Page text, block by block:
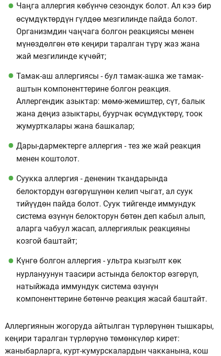
Чаңга аллергия көбүнчө сезондук болот. Ал кээ бир
өсүмдүктөрдүн гүлдөө мезгилинде пайда болот.
Организмдин чаңчага болгон реакциясы менен
мүнөздөлгөн өтө кеңири таралган түрү жаз жана
жай мезгилинде күчөйт;
Тамак-аш аллергиясы - бул тамак-ашка же тамак-
аштын компоненттерине болгон реакция.
Аллергендик азыктар: мөмө-жемиштер, сүт, балык
жана деңиз азыктары, буурчак өсүмдүктөрү, тоок
жумурткалары жана башкалар;
Дары-дармектерге аллергия - тез же жай реакция
менен коштолот.
Суукка аллергия - дененин ткандарында
белоктордун өзгөрүшүнөн келип чыгат, ал суук
тийүүдөн пайда болот. Суук тийгенде иммундук
система өзүнүн белокторун бөтөн деп кабыл алып,
аларга чабуул жасап, аллергиялык реакцияны
козгой баштайт;
Күнгө болгон аллергия - ультра кызгылт көк
нурлануунун таасири астында белоктор өзгөрүп,
натыйжада иммундук система өзүнүн
компоненттерине бөтөнчө реакция жасай баштайт.
Аллергиянын жогоруда айтылган түрлөрүнөн тышкары,
кеңири таралган түрлөрүнө төмөнкүлөр кирет:
жаныбарларга, курт-кумурскалардын чакканына, кош